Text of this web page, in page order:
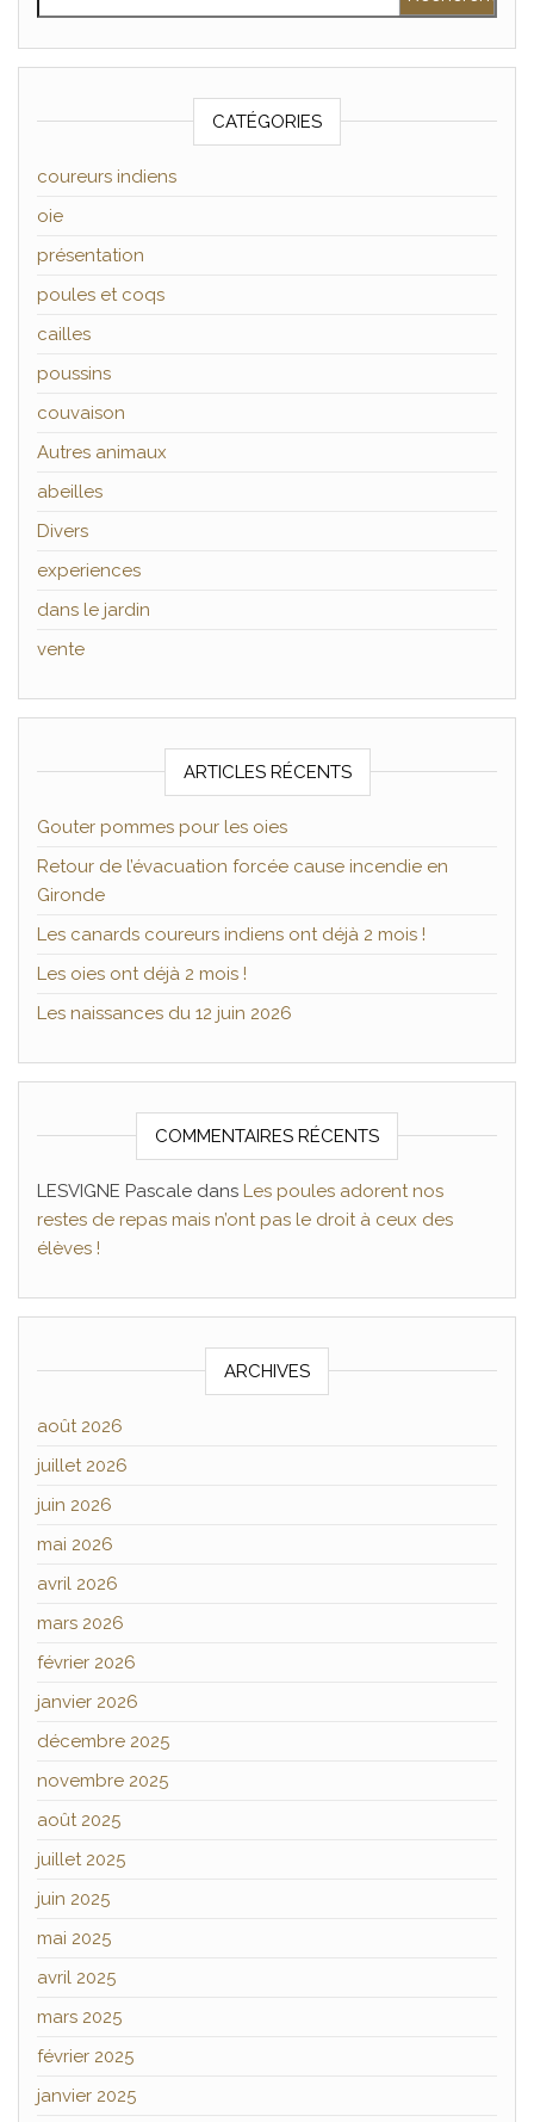
CATÉGORIES
coureurs indiens
oie
présentation
poules et coqs
cailles
poussins
couvaison
Autres animaux
abeilles
Divers
experiences
dans le jardin
vente
ARTICLES RÉCENTS
Gouter pommes pour les oies
Retour de l’évacuation forcée cause incendie en
Gironde
Les canards coureurs indiens ont déjà 2 mois !
Les oies ont déjà 2 mois !
Les naissances du 12 juin 2026
COMMENTAIRES RÉCENTS
LESVIGNE Pascale dans Les poules adorent nos
restes de repas mais n’ont pas le droit à ceux des
élèves !
ARCHIVES
août 2026
juillet 2026
juin 2026
mai 2026
avril 2026
mars 2026
février 2026
janvier 2026
décembre 2025
novembre 2025
août 2025
juillet 2025
juin 2025
mai 2025
avril 2025
mars 2025
février 2025
janvier 2025